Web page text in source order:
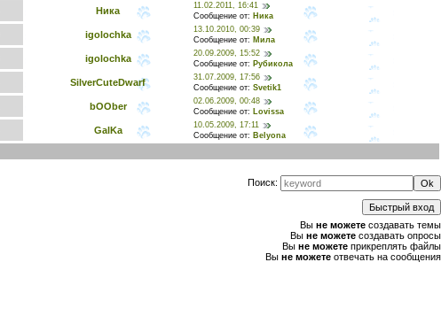
Ника
11.02.2011, 16:41
Сообщение от: Ника
igolochka
13.10.2010, 00:39
Сообщение от: Мила
igolochka
20.09.2009, 15:52
Сообщение от: Рубикола
SilverCuteDwarf
31.07.2009, 17:56
Сообщение от: Svetik1
bOOber
02.06.2009, 00:48
Сообщение от:
Lovissa
GalKa
10.05.2009, 17:11
Сообщение от: Belyona
Поиск:
Вы не можете создавать темы
Вы не можете создавать опросы
Вы не можете прикреплять файлы
Вы не можете отвечать на сообщения